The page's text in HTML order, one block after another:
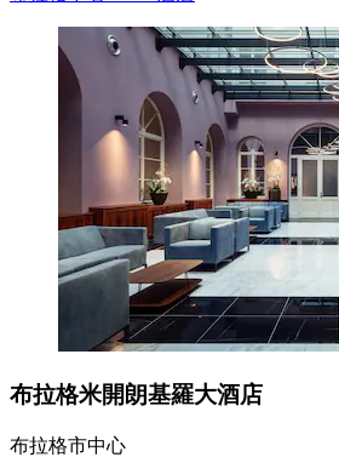
布拉格米開朗基羅大酒店
布拉格市中心